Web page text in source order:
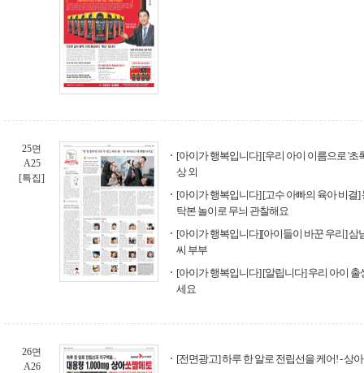
25면
A25
[특집]
[아이가 행복입니다] [우리 아이 이름으로 '초
상 외
[아이가 행복입니다] [고수 아빠의 육아 비결]
탁본 놀이로 무늬 관찰해요
[아이가 행복입니다][아이들이 바꾼 우리] 삼
씨 부부
[아이가 행복입니다] [알립니다] 우리 아이
세요
26면
A26
[전면광고] 하루 한 알로 전립선을 케어! - 상